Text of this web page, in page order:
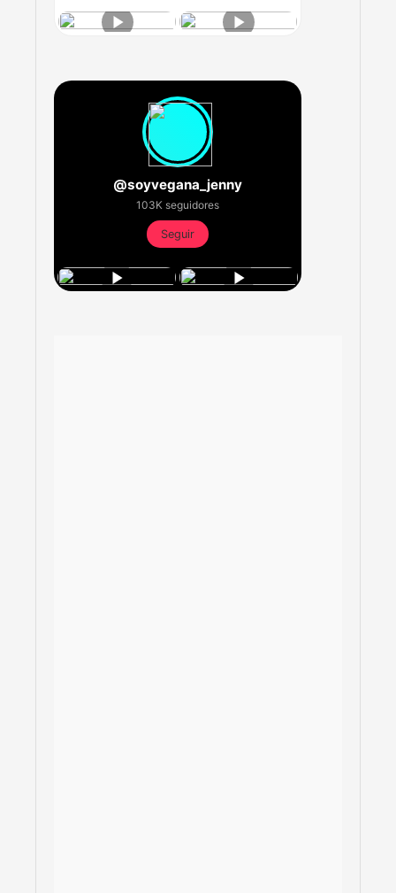
@soyvegana_jenny
103K seguidores
Seguir